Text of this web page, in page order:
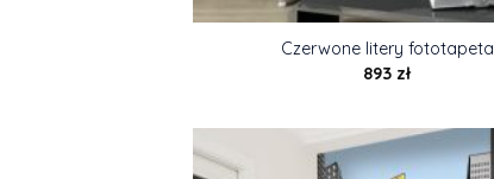
Czerwone litery fototapeta
893 zł